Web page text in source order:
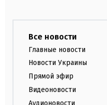
Все новости
Главные новости
Новости Украины
Прямой эфир
Видеоновости
Аудионовости